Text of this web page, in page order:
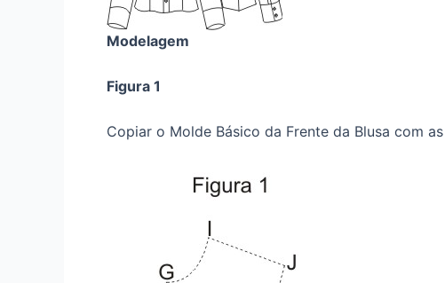
Modelagem
Figura 1
Copiar o Molde Básico da Frente da Blusa com